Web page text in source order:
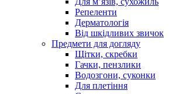
Репеленти
Дерматологія
Від шкідливих звичок
Предмети для догляду
Щітки, скребки
Гачки, пензлики
Водозгони, суконки
Для плетіння